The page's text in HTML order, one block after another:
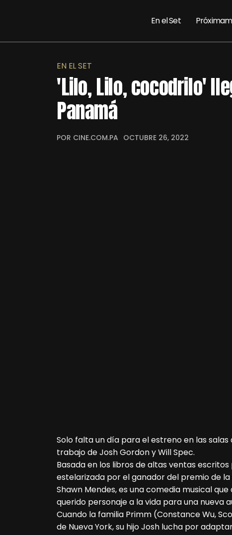
En el Set
EN EL SET
'Lilo, Lilo, cocodrilo'
Panamá
POR CINE.COM.PA OCTUBRE 26, 2022
Solo falta un día para el estreno en las salas
trabajo de Josh Gordon y Will Spec.
Basada en los libros de altas ventas escritos
estelarizada por el ganador del premio de
Shawn Mendes, es una comedia musical
querido personaje a la vida para una nueva
Cuando la familia Primm (Constance Wu,
de Nueva York, su hijo Josh lucha por